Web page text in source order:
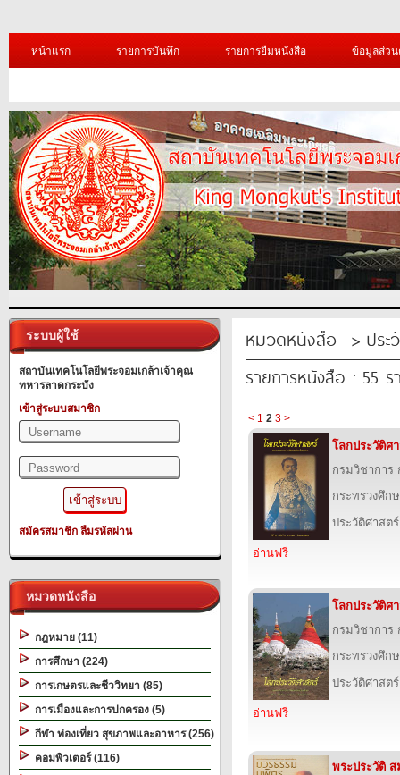
หน้าแรก รายการบันทึก รายการยืมหนังสือ ข้อมูลส่ว
ระบบผู้ใช้
สถาบันเทคโนโลยีพระจอมเกล้าเจ้าคุณ
ทหารลาดกระบัง
เข้าสู่ระบบสมาชิก
สมัครสมาชิก ลืมรหัสผ่าน
หมวดหนังสือ
กฎหมาย (11)
การศึกษา (224)
การเกษตรและชีววิทยา (85)
การเมืองและการปกครอง (5)
กีฬา ท่องเที่ยว สุขภาพและอาหาร (256)
คอมพิวเตอร์ (116)
หมวดหนังสือ -> ประ
รายการหนังสือ : 55 ร
< 1 2 3 >
โลกประวัติศ
กรมวิชาการ
กระทรวงศึก
ประวัติศาสต
อ่านฟรี
โลกประวัติศ
กรมวิชาการ
กระทรวงศึก
ประวัติศาสต
อ่านฟรี
พระประวัติ